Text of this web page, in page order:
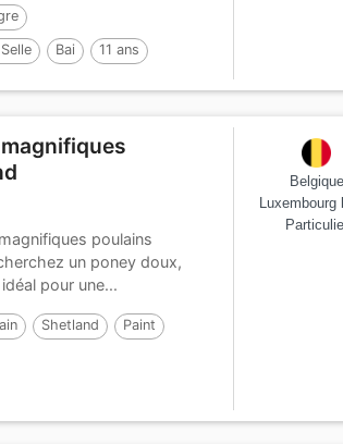
Bai 11 ans
poulains
un poney doux,
pour une...
Shetland Paint
Belgique
Luxembourg